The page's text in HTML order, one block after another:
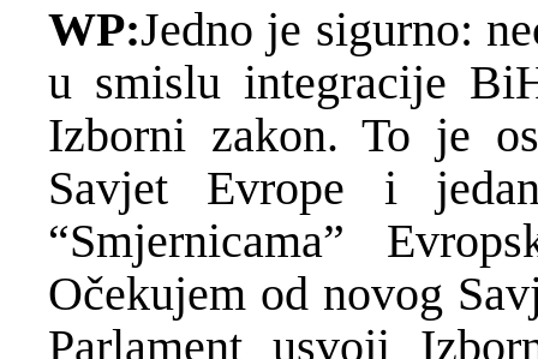
WP:Jedno je sigurno:
u smislu integracije
Izborni zakon. To je
Savjet Evrope i
“Smjernicama”
Očekujem od novog
Parlament usvoji